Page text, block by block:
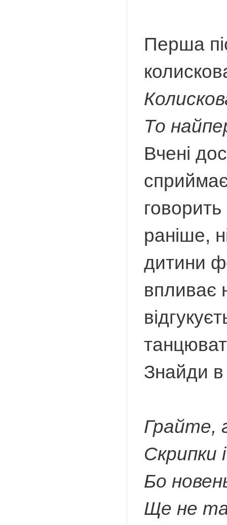
Перша
То
Вчені
раніше,
дитини
впливає
Знайди в
Грайте,
Скрипки
Бо
Ще не